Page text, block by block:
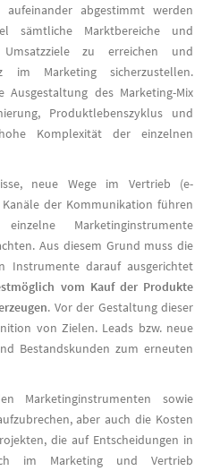
aufeinander abgestimmt werden
sämtliche Marktbereiche und
Umsatzziele zu erreichen und
im Marketing sicherzustellen.
Ausgestaltung des Marketing-Mix
Produktlebenszyklus und
Komplexität der einzelnen
neue Wege im Vertrieb (e-
der Kommunikation führen
Marketinginstrumente
Aus diesem Grund muss die
Instrumente darauf ausgerichtet
vom Kauf der Produkte
. Vor der Gestaltung dieser
von Zielen. Leads bzw. neue
Bestandskunden zum erneuten
Marketinginstrumenten sowie
aber auch die Kosten
die auf Entscheidungen in
im Marketing und Vertrieb